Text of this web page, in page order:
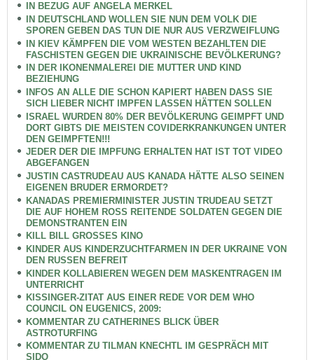
IN BEZUG AUF ANGELA MERKEL
IN DEUTSCHLAND WOLLEN SIE NUN DEM VOLK DIE
SPOREN GEBEN DAS TUN DIE NUR AUS VERZWEIFLUNG
IN KIEV KÄMPFEN DIE VOM WESTEN BEZAHLTEN DIE
FASCHISTEN GEGEN DIE UKRAINISCHE BEVÖLKERUNG?
IN DER IKONENMALEREI DIE MUTTER UND KIND
BEZIEHUNG
INFOS AN ALLE DIE SCHON KAPIERT HABEN DASS SIE
SICH LIEBER NICHT IMPFEN LASSEN HÄTTEN SOLLEN
ISRAEL WURDEN 80% DER BEVÖLKERUNG GEIMPFT UND
DORT GIBTS DIE MEISTEN COVIDERKRANKUNGEN UNTER
DEN GEIMPFTEN!!!
JEDER DER DIE IMPFUNG ERHALTEN HAT IST TOT VIDEO
ABGEFANGEN
JUSTIN CASTRUDEAU AUS KANADA HÄTTE ALSO SEINEN
EIGENEN BRUDER ERMORDET?
KANADAS PREMIERMINISTER JUSTIN TRUDEAU SETZT
DIE AUF HOHEM ROSS REITENDE SOLDATEN GEGEN DIE
DEMONSTRANTEN EIN
KILL BILL GROSSES KINO
KINDER AUS KINDERZUCHTFARMEN IN DER UKRAINE VON
DEN RUSSEN BEFREIT
KINDER KOLLABIEREN WEGEN DEM MASKENTRAGEN IM
UNTERRICHT
KISSINGER-ZITAT AUS EINER REDE VOR DEM WHO
COUNCIL ON EUGENICS, 2009:
KOMMENTAR ZU CATHERINES BLICK ÜBER
ASTROTURFING
KOMMENTAR ZU TILMAN KNECHTL IM GESPRÄCH MIT
SIDO